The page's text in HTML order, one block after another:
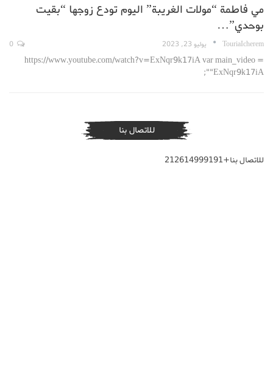
مي فاطمة “مولات الغريبة” اليوم تودع زوجها “بقيت
بوحدي”…
TouriaIcherem يوليو 23, 2023
https://www.youtube.com/watch?v=ExNqr9k17iA var main_video =
"ExNqr9k17iA";
للاتصال بنا
للاتصال بنا+212614999191